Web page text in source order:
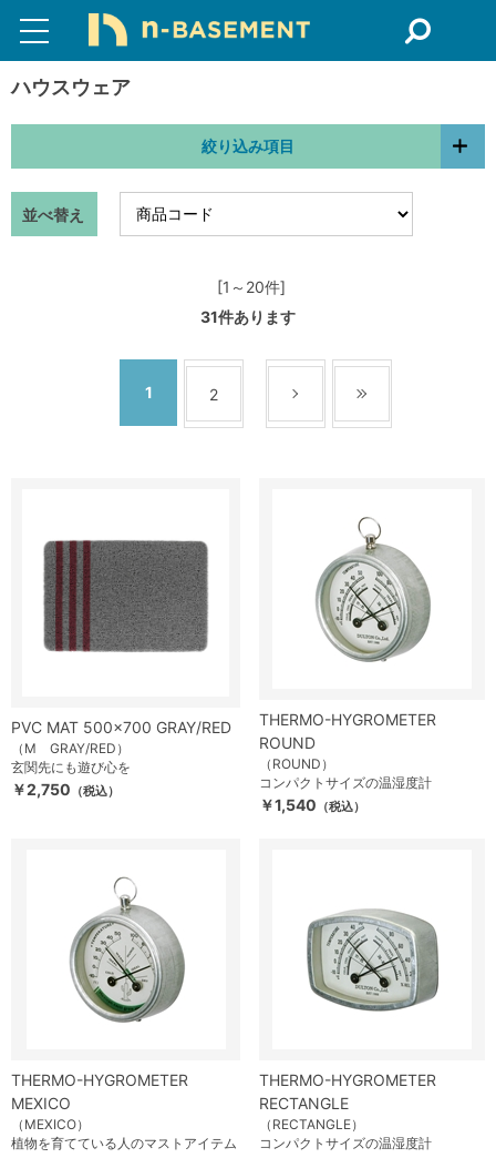
ハウスウェア
絞り込み項目
並べ替え
[1～20件]
31件あります
1 2
PVC MAT 500×700 GRAY/RED
（M GRAY/RED）
玄関先にも遊び心を
￥2,750 （税込）
THERMO-HYGROMETER
ROUND
（ROUND）
コンパクトサイズの温湿度計
￥1,540 （税込）
THERMO-HYGROMETER
MEXICO
（MEXICO）
植物を育てている人のマストアイテム
THERMO-HYGROMETER
RECTANGLE
（RECTANGLE）
コンパクトサイズの温湿度計